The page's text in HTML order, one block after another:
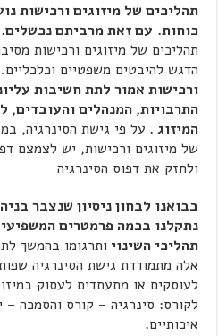
תהליכים של מיזוגים ורכישות
כוחות. עם זאת מרביתם נכשלים.
תהליכים של מיזוגים ורכישות
הדגש להיבטים משפטיים וכלכליים.
ורכישות אמור לתת חשיבות
התרבויות, המנהלים והעובדים,
המיזוג . על פי גישת הסינרגיה,
של מיזוגים ורכישות, יש לצמצם
ולחזק את דפוס הסינרגיה
בבואנו לבחון ניסיון שנצבר
נתקלנו בכמה פרמטרים
תהליכי השינוי ותרגומו בהמשך
אלה מתמודדת גישת הסינרגיה
לעוסקים או מתעתדים לעסוק
לקורס: סינרגיה – קורס והסמכה –
איכותיים.